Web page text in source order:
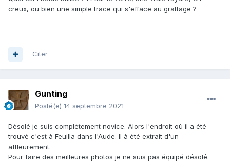
creux, ou bien une simple trace qui s'efface au grattage ?
Citer
Gunting
Posté(e) 14 septembre 2021
Désolé je suis complètement novice. Alors l'endroit où il a été
trouvé c'est à Feuilla dans l'Aude. Il à été extrait d'un
affleurement.
Pour faire des meilleures photos je ne suis pas équipé désolé.